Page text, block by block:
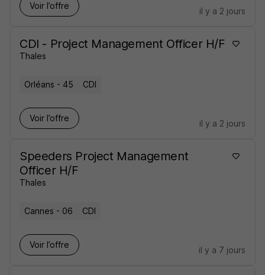
Voir l’offre
il y a 2 jours
CDI - Project Management Officer H/F
Thales
Orléans - 45 CDI
Voir l’offre
il y a 2 jours
Speeders Project Management
Officer H/F
Thales
Cannes - 06 CDI
Voir l’offre
il y a 7 jours